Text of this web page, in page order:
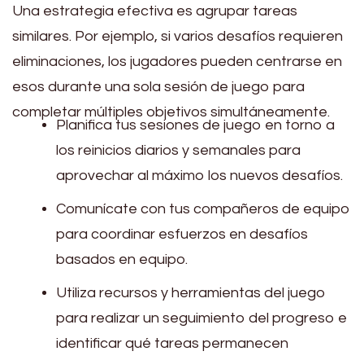
Una estrategia efectiva es agrupar tareas
similares. Por ejemplo, si varios desafíos requieren
eliminaciones, los jugadores pueden centrarse en
esos durante una sola sesión de juego para
completar múltiples objetivos simultáneamente.
Planifica tus sesiones de juego en torno a
los reinicios diarios y semanales para
aprovechar al máximo los nuevos desafíos.
Comunícate con tus compañeros de equipo
para coordinar esfuerzos en desafíos
basados en equipo.
Utiliza recursos y herramientas del juego
para realizar un seguimiento del progreso e
identificar qué tareas permanecen